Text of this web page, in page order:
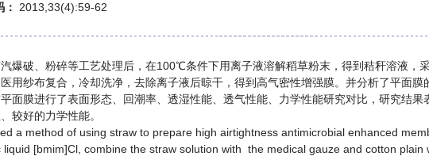
2013,33(4):59-62
爆破、粉碎等工艺处理后，在100℃条件下用离子液溶解稻草粉末，得到秸秆溶液，
用纱布复合，冷却洗净，去除离子液后晾干，得到高气密性增强膜。并分析了平面
面膜进行了表面形态、回潮率、透湿性能、透气性能、力学性能研究对比，研究结
较好的力学性能。
a method of using straw to prepare high airtightness antimicrobial enhanced
liquid [bmim]Cl, combine the straw solution with the medical gauze and cotton